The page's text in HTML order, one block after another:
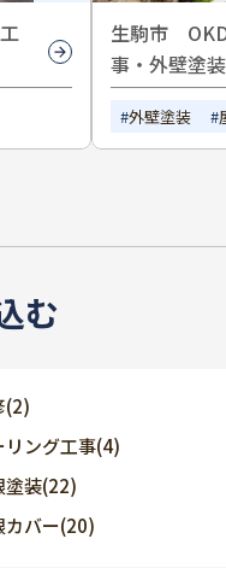
生駒市
事・外壁塗装
外壁塗装
む
(2)
リング工事(4)
塗装(22)
カバー(20)